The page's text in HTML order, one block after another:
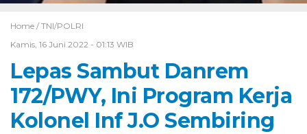
Home / TNI/POLRI
Kamis, 16 Juni 2022 - 01:13 WIB
Lepas Sambut Danrem
172/PWY, Ini Program Kerja
Kolonel Inf J.O Sembiring